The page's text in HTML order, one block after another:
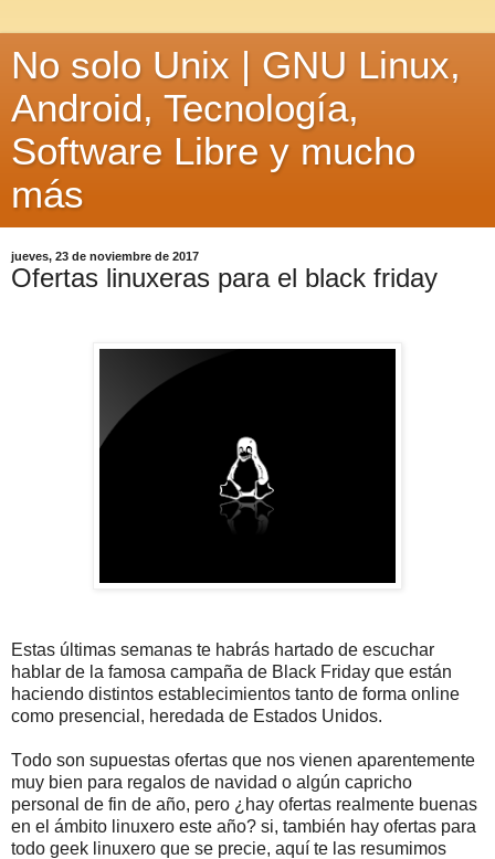
No solo Unix | GNU Linux,
Android, Tecnología,
Software Libre y mucho
más
jueves, 23 de noviembre de 2017
Ofertas linuxeras para el black friday
Estas últimas semanas te habrás hartado de escuchar
hablar de la famosa campaña de Black Friday que están
haciendo distintos establecimientos tanto de forma online
como presencial, heredada de Estados Unidos.
Todo son supuestas ofertas que nos vienen aparentemente
muy bien para regalos de navidad o algún capricho
personal de fin de año, pero ¿hay ofertas realmente buenas
en el ámbito linuxero este año? si, también hay ofertas para
todo geek linuxero que se precie, aquí te las resumimos